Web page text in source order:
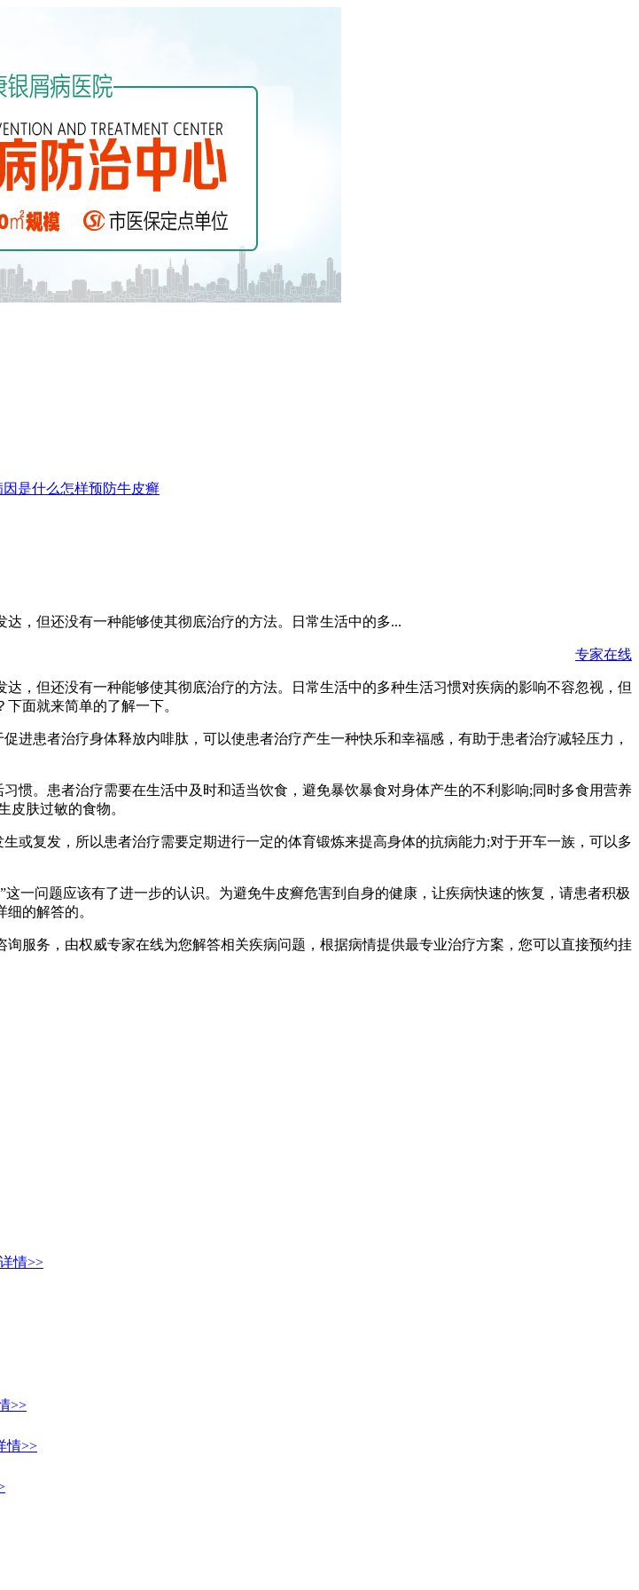
是什么怎样预防牛皮癣
，但还没有一种能够使其彻底治疗的方法。日常生活中的多...
专家在线
，但还没有一种能够使其彻底治疗的方法。日常生活中的多种生活习惯对疾病的影响不容忽视，但
面就来简单的了解一下。
进患者治疗身体释放内啡肽，可以使患者治疗产生一种快乐和幸福感，有助于患者治疗减轻压力，
惯。患者治疗需要在生活中及时和适当饮食，避免暴饮暴食对身体产生的不利影响;同时多食用营养
皮肤过敏的食物。
或复发，所以患者治疗需要定期进行一定的体育锻炼来提高身体的抗病能力;对于开车一族，可以多
一问题应该有了进一步的认识。为避免牛皮癣危害到自身的健康，让疾病快速的恢复，请患者积极
的解答的。
服务，由权威专家在线为您解答相关疾病问题，根据病情提供最专业治疗方案，您可以直接预约挂
详情>>
>>
情>>